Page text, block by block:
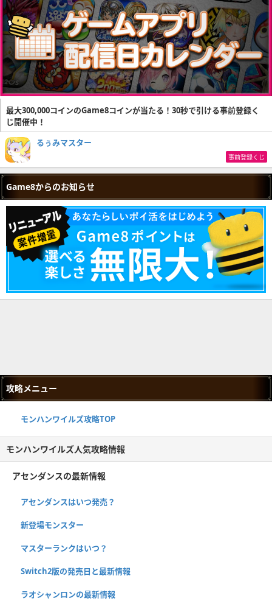
最大300,000コインのGame8コインが当たる！30秒で引ける事前登録く
じ開催中！
るぅみマスター
事前登録くじ
Game8からのお知らせ
攻略メニュー
モンハンワイルズ攻略TOP
モンハンワイルズ人気攻略情報
アセンダンスの最新情報
アセンダンスはいつ発売？
新登場モンスター
マスターランクはいつ？
Switch2版の発売日と最新情報
ラオシャンロンの最新情報